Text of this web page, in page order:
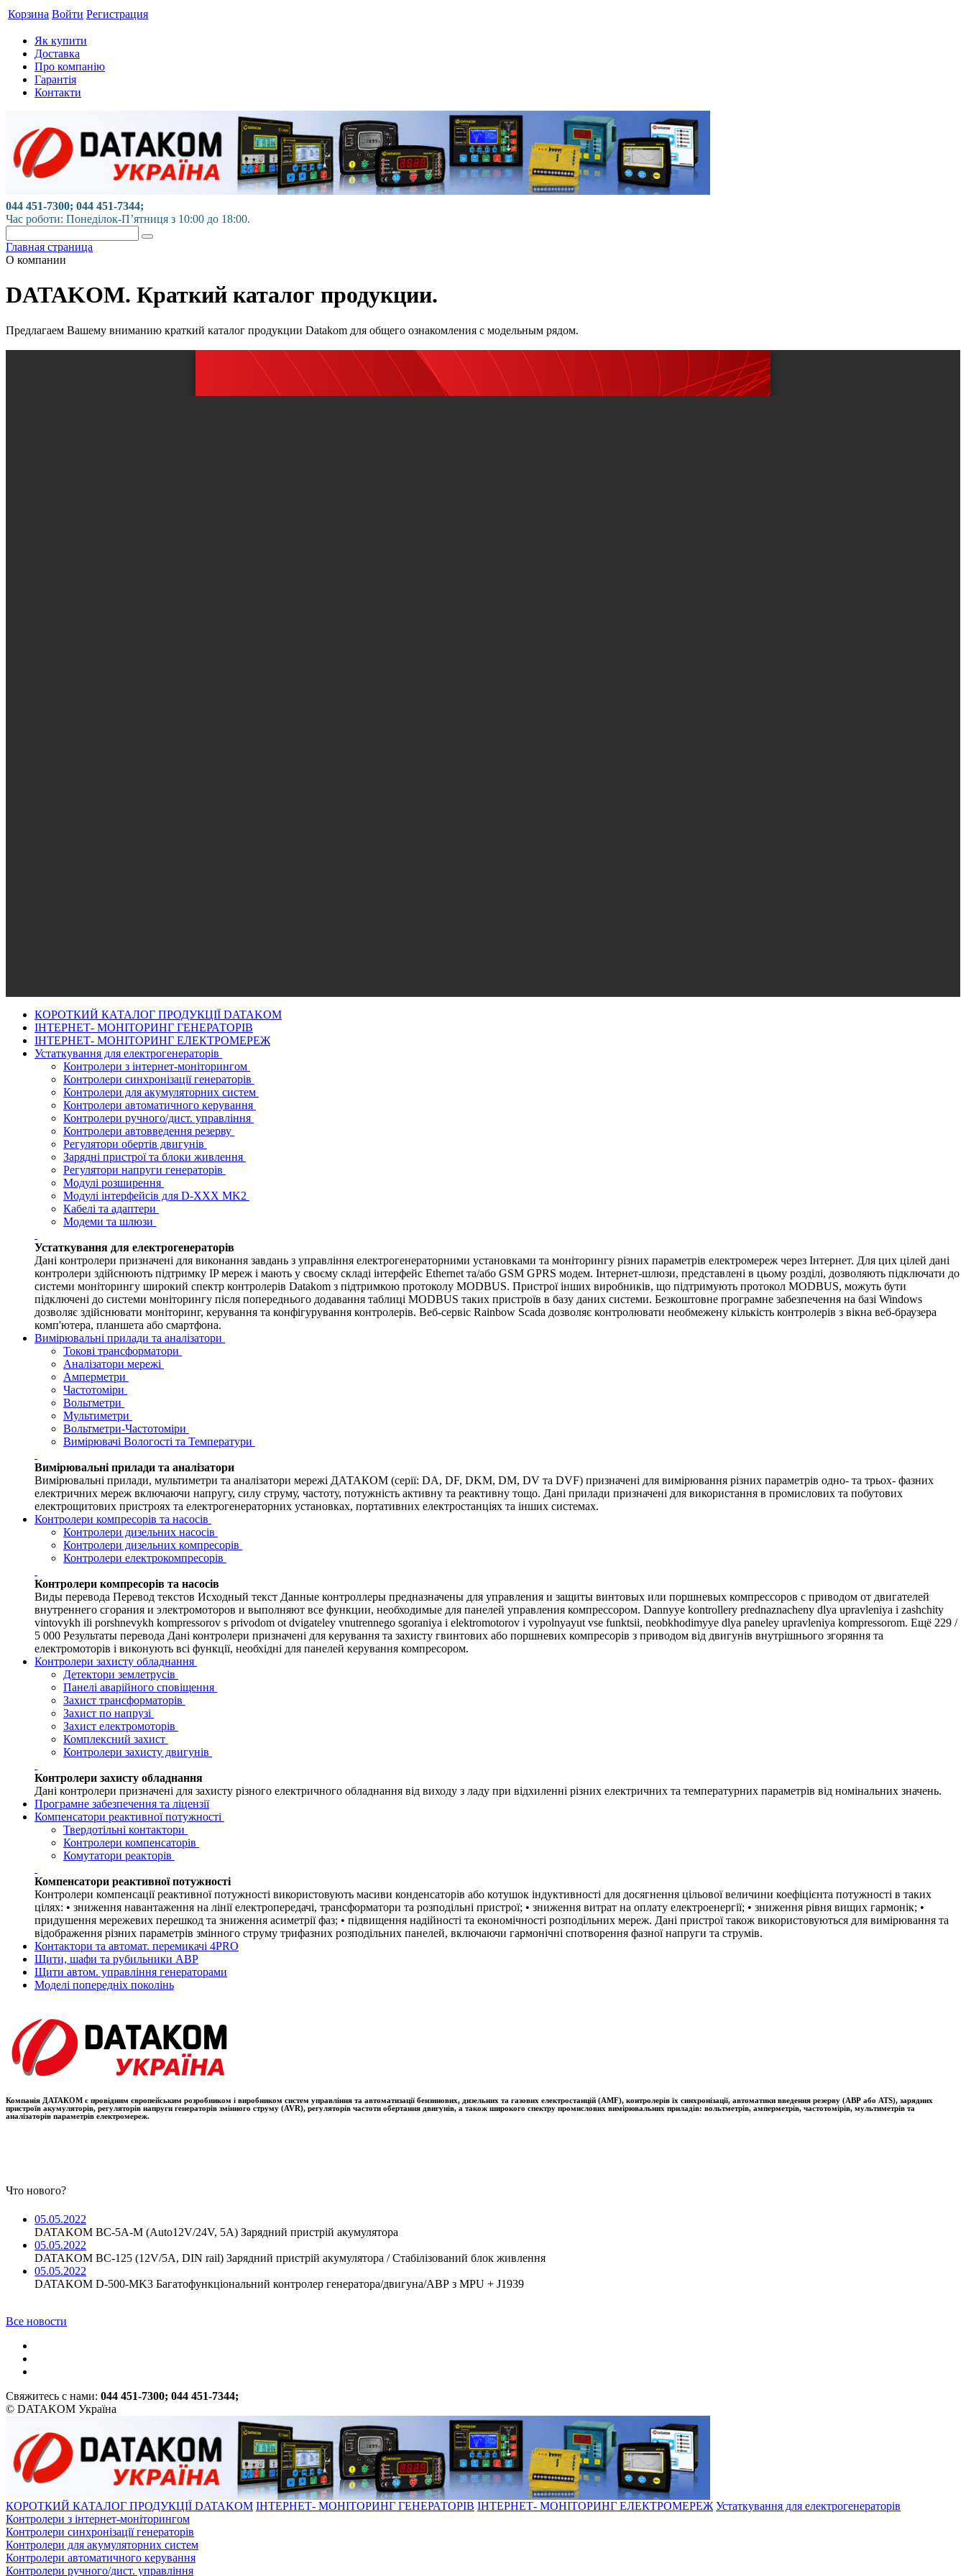
Корзина Войти Регистрация
Як купити
Доставка
Про компанію
Гарантія
Контакти
044 451-7300; 044 451-7344;
Час роботи: Понеділок-П’ятниця з 10:00 до 18:00.
Главная страница
О компании
DATAKOM. Краткий каталог продукции.
Предлагаем Вашему вниманию краткий каталог продукции Datakom для общего ознакомления с модельным рядом.
КОРОТКИЙ КАТАЛОГ ПРОДУКЦІЇ DATAKOM
ІНТЕРНЕТ- МОНІТОРИНГ ГЕНЕРАТОРІВ
ІНТЕРНЕТ- МОНІТОРИНГ ЕЛЕКТРОМЕРЕЖ
Устаткування для електрогенераторів
Контролери з інтернет-моніторингом
Контролери синхронізації генераторів
Контролери для акумуляторних систем
Контролери автоматичного керування
Контролери ручного/дист. управління
Контролери автовведення резерву
Регулятори обертів двигунів
Зарядні пристрої та блоки живлення
Регулятори напруги генераторів
Модулі розширення
Модулі інтерфейсів для D-XXX MK2
Кабелі та адаптери
Модеми та шлюзи
Устаткування для електрогенераторів
Дані контролери призначені для виконання завдань з управління електрогенераторними установками та моніторингу різних параметрів електромереж через Інтернет. Для цих цілей дані
контролери здійснюють підтримку IP мереж і мають у своєму складі інтерфейс Ethernet та/або GSM GPRS модем. Інтернет-шлюзи, представлені в цьому розділі, дозволяють підключати до
системи моніторингу широкий спектр контролерів Datakom з підтримкою протоколу MODBUS. Пристрої інших виробників, що підтримують протокол MODBUS, можуть бути
підключені до системи моніторингу після попереднього додавання таблиці MODBUS таких пристроїв в базу даних системи. Безкоштовне програмне забезпечення на базі Windows
дозволяє здійснювати моніторинг, керування та конфігурування контролерів. Веб-сервіс Rainbow Scada дозволяє контролювати необмежену кількість контролерів з вікна веб-браузера
комп'ютера, планшета або смартфона.
Вимірювальні прилади та аналізатори
Токові трансформатори
Аналізатори мережі
Амперметри
Частотоміри
Вольтметри
Мультиметри
Вольтметри-Частотоміри
Вимірювачі Вологості та Температури
Вимірювальні прилади та аналізатори
Вимірювальні прилади, мультиметри та аналізатори мережі ДАТАКОМ (серії: DA, DF, DKM, DM, DV та DVF) призначені для вимірювання різних параметрів одно- та трьох- фазних
електричних мереж включаючи напругу, силу струму, частоту, потужність активну та реактивну тощо. Дані прилади призначені для використання в промислових та побутових
електрощитових пристроях та електрогенераторних установках, портативних електростанціях та інших системах.
Контролери компресорів та насосів
Контролери дизельних насосів
Контролери дизельних компресорів
Контролери електрокомпресорів
Контролери компресорів та насосів
Виды перевода Перевод текстов Исходный текст Данные контроллеры предназначены для управления и защиты винтовых или поршневых компрессоров с приводом от двигателей
внутреннего сгорания и электромоторов и выполняют все функции, необходимые для панелей управления компрессором. Dannyye kontrollery prednaznacheny dlya upravleniya i zashchity
vintovykh ili porshnevykh kompressorov s privodom ot dvigateley vnutrennego sgoraniya i elektromotorov i vypolnyayut vse funktsii, neobkhodimyye dlya paneley upravleniya kompressorom. Ещё 229 /
5 000 Результаты перевода Дані контролери призначені для керування та захисту гвинтових або поршневих компресорів з приводом від двигунів внутрішнього згоряння та
електромоторів і виконують всі функції, необхідні для панелей керування компресором.
Контролери захисту обладнання
Детектори землетрусів
Панелі аварійного сповіщення
Захист трансформаторів
Захист по напрузі
Захист електромоторів
Комплексний захист
Контролери захисту двигунів
Контролери захисту обладнання
Дані контролери призначені для захисту різного електричного обладнання від виходу з ладу при відхиленні різних електричних та температурних параметрів від номінальних значень.
Програмне забезпечення та ліцензії
Компенсатори реактивної потужності
Твердотільні контактори
Контролери компенсаторів
Комутатори реакторів
Компенсатори реактивної потужності
Контролери компенсації реактивної потужності використовують масиви конденсаторів або котушок індуктивності для досягнення цільової величини коефіцієнта потужності в таких
цілях: • зниження навантаження на лінії електропередачі, трансформатори та розподільні пристрої; • зниження витрат на оплату електроенергії; • зниження рівня вищих гармонік; •
придушення мережевих перешкод та зниження асиметрії фаз; • підвищення надійності та економічності розподільних мереж. Дані пристрої також використовуються для вимірювання та
відображення різних параметрів змінного струму трифазних розподільних панелей, включаючи гармонічні спотворення фазної напруги та струмів.
Контактори та автомат. перемикачі 4PRO
Щити, шафи та рубильники АВР
Щити автом. управління генераторами
Моделі попередніх поколінь
Компанія ДАТАКОМ є провідним європейським розробником і виробником систем управління та автоматизації бензинових, дизельних та газових електростанцій (AMF), контролерів їх синхронізації, автоматики введення резерву (АВР або ATS), зарядних
пристроїв акумуляторів, регуляторів напруги генераторів змінного струму (AVR), регуляторів частоти обертання двигунів, а також широкого спектру промислових вимірювальних приладів: вольтметрів, амперметрів, частотомірів, мультиметрів та
аналізаторів параметрів електромереж.
Что нового?
05.05.2022
DATAKOM BC-5A-M (Auto12V/24V, 5A) Зарядний пристрій акумулятора
05.05.2022
DATAKOM BC-125 (12V/5A, DIN rail) Зарядний пристрій акумулятора / Стабілізований блок живлення
05.05.2022
DATAKOM D-500-MK3 Багатофункціональний контролер генератора/двигуна/АВР з MPU + J1939
Все новости
Свяжитесь с нами: 044 451-7300; 044 451-7344;
© DATAKOM Україна
КОРОТКИЙ КАТАЛОГ ПРОДУКЦІЇ DATAKOM ІНТЕРНЕТ- МОНІТОРИНГ ГЕНЕРАТОРІВ ІНТЕРНЕТ- МОНІТОРИНГ ЕЛЕКТРОМЕРЕЖ Устаткування для електрогенераторів
Контролери з інтернет-моніторингом
Контролери синхронізації генераторів
Контролери для акумуляторних систем
Контролери автоматичного керування
Контролери ручного/дист. управління